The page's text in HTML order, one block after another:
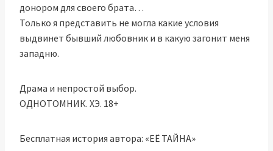
донором для своего брата…
Только я представить не могла какие условия
выдвинет бывший любовник и в какую загонит меня
западню.
Драма и непростой выбор.
ОДНОТОМНИК. ХЭ. 18+
Бесплатная история автора: «ЕЁ ТАЙНА»‎